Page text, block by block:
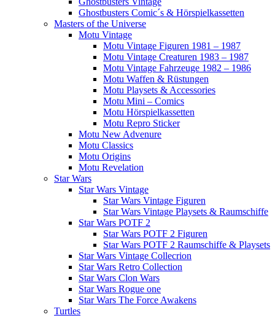
Ghostbusters Comic´s & Hörspielkassetten
Masters of the Universe
Motu Vintage
Motu Vintage Figuren 1981 – 1987
Motu Vintage Creaturen 1983 – 1987
Motu Vintage Fahrzeuge 1982 – 1986
Motu Waffen & Rüstungen
Motu Playsets & Accessories
Motu Mini – Comics
Motu Hörspielkassetten
Motu Repro Sticker
Motu New Advenure
Motu Classics
Motu Origins
Motu Revelation
Star Wars
Star Wars Vintage
Star Wars Vintage Figuren
Star Wars Vintage Playsets & Raumschiffe
Star Wars POTF 2
Star Wars POTF 2 Figuren
Star Wars POTF 2 Raumschiffe & Playsets
Star Wars Vintage Collecrion
Star Wars Retro Collection
Star Wars Clon Wars
Star Wars Rogue one
Star Wars The Force Awakens
Turtles